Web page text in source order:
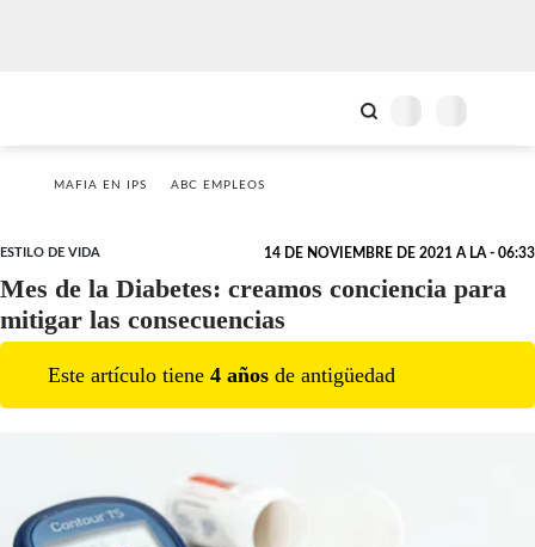
MAFIA EN IPS ABC EMPLEOS
ESTILO DE VIDA 14 DE NOVIEMBRE DE 2021 A LA - 06:33
Mes de la Diabetes: creamos conciencia para
mitigar las consecuencias
Este artículo tiene 4 años de antigüedad